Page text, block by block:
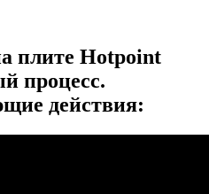
плите Hotpoint
процесс.
действия: